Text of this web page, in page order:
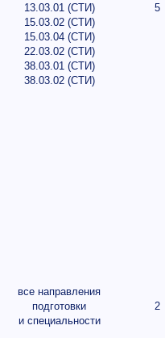
13.03.01 (СТИ)
15.03.02 (СТИ)
15.03.04 (СТИ)
22.03.02 (СТИ)
38.03.01 (СТИ)
38.03.02 (СТИ)
5
все направления
подготовки
и специальности
2